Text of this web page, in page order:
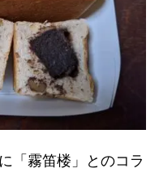
「霧笛楼」とのコラ